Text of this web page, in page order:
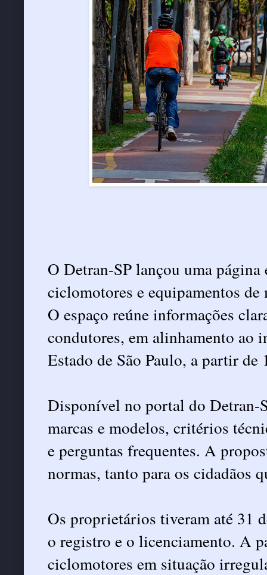
O Detran-SP lançou umapágina
ciclomotores eequipamentos
O espaço reúne informações
condutores, em alinhamento ao
Estado de São Paulo, a partir de
Disponível no portal do Detran-
marcas e modelos, critérios
e perguntas frequentes. A
normas, tanto para os cidadãos
Os proprietários tiveram até 31
o registro e o licenciamento. A
ciclomotores em situação